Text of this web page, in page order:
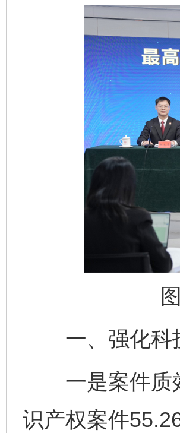
一、强化科技
一是案件质效
识产权案件